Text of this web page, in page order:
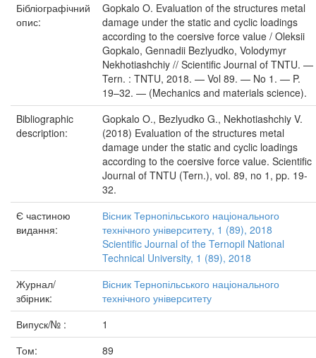
Бібліографічний
опис:
Gopkalo O. Evaluation of the structures metal
damage under the static and cyclic loadings
according to the coersive force value / Oleksii
Gopkalo, Gennadii Bezlyudko, Volodymyr
Nekhotiashchiy // Scientific Journal of TNTU. —
Tern. : TNTU, 2018. — Vol 89. — No 1. — P.
19–32. — (Mechanics and materials science).
Bibliographic
description:
Gopkalo O., Bezlyudko G., Nekhotiashchiy V.
(2018) Evaluation of the structures metal
damage under the static and cyclic loadings
according to the coersive force value. Scientific
Journal of TNTU (Tern.), vol. 89, no 1, pp. 19-
32.
Є частиною
видання:
Вісник Тернопільського національного
технічного університету, 1 (89), 2018
Scientific Journal of the Ternopil National
Technical University, 1 (89), 2018
Журнал/
збірник:
Вісник Тернопільського національного
технічного університету
Випуск/№ :
1
Том:
89